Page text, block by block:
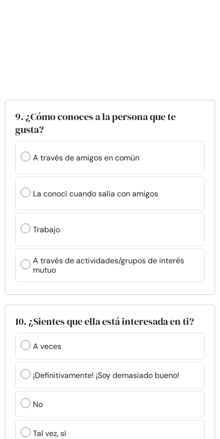
9. ¿Cómo conoces a la persona que te
gusta?
A través de amigos en común
La conocí cuando salía con amigos
Trabajo
A través de actividades/grupos de interés
mutuo
10. ¿Sientes que ella está interesada en ti?
A veces
¡Definitivamente! ¡Soy demasiado bueno!
No
Tal vez, sí